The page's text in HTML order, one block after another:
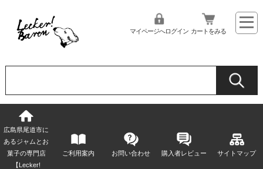
マイページへログイン カートをみる
広島県尾道市に
あるジャムとお
菓子の専門店
【Lecker!
ご利用案内 お問い合わせ 購入者レビュー サイトマップ